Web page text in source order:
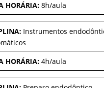
HORÁRIA:8h/aula
Instrumentos
HORÁRIA:4h/aula